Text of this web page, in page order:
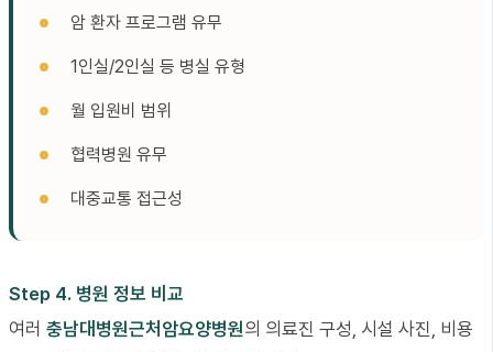
암 환자 프로그램 유무
1인실/2인실 등 병실 유형
월 입원비 범위
협력병원 유무
대중교통 접근성
Step 4. 병원 정보 비교
여러 충남대병원근처암요양병원의 의료진 구성, 시설 사진, 비용